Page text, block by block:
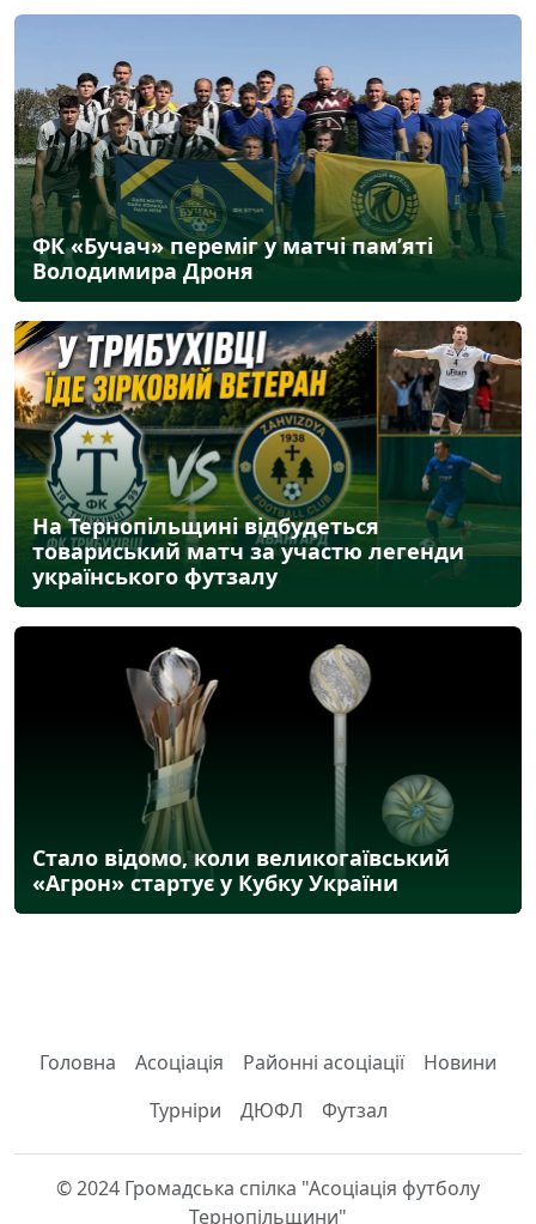
ФК «Бучач» переміг у матчі пам’яті
Володимира Дроня
На Тернопільщині відбудеться
товариський матч за участю легенди
українського футзалу
Стало відомо, коли великогаївський
«Агрон» стартує у Кубку України
Головна Асоціація Районні асоціації
Новини
Турніри
ДЮФЛ Футзал
© 2024 Громадська спілка "Асоціація футболу
Тернопільщини"